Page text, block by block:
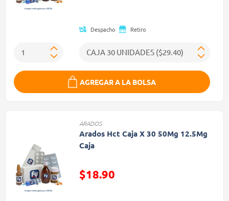
Despacho Retiro
AGREGAR A LA BOLSA
ARADOS
Arados Hct Caja X 30 50Mg 12.5Mg
Caja
Precio reducido de
$18.90